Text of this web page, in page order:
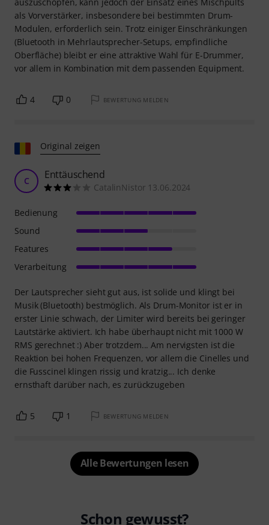
als Vorverstärker, insbesondere bei bestimmten Drum-
Modulen, erforderlich sein. Trotz einiger Einschränkungen
(Bluetooth in Mehrlautsprecher-Setups, empfindliche
Oberfläche) bleibt er eine attraktive Wahl für E-Drummer,
vor allem in Kombination mit dem passenden Equipment.
4 0 BEWERTUNG MELDEN
Original zeigen
C Enttäuschend
CatalinNistor 13.06.2024
Der Lautsprecher sieht gut aus, ist solide und klingt bei
Musik (Bluetooth) bestmöglich. Als Drum-Monitor ist er in
erster Linie schwach, der Limiter wird bereits bei geringer
Lautstärke aktiviert. Ich habe überhaupt nicht mit 1000 W
RMS gerechnet :) Aber trotzdem... Am nervigsten ist die
Reaktion bei hohen Frequenzen, vor allem die Cinelles und
die Fusscinel klingen rissig und kratzig... Ich denke
ernsthaft darüber nach, es zurückzugeben
Bedienung
Sound
Features
Verarbeitung
5 1 BEWERTUNG MELDEN
Alle Bewertungen lesen
Schon gewusst?